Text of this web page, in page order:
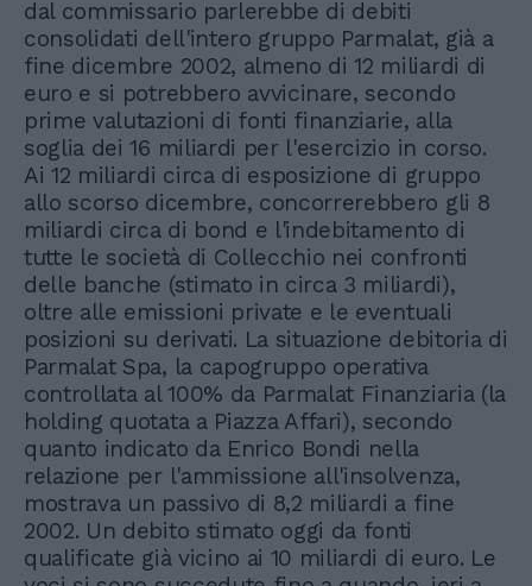
dal commissario parlerebbe di debiti
consolidati dell'intero gruppo Parmalat, già a
fine dicembre 2002, almeno di 12 miliardi di
euro e si potrebbero avvicinare, secondo
prime valutazioni di fonti finanziarie, alla
soglia dei 16 miliardi per l'esercizio in corso.
Ai 12 miliardi circa di esposizione di gruppo
allo scorso dicembre, concorrerebbero gli 8
miliardi circa di bond e l'indebitamento di
tutte le società di Collecchio nei confronti
delle banche (stimato in circa 3 miliardi),
oltre alle emissioni private e le eventuali
posizioni su derivati. La situazione debitoria di
Parmalat Spa, la capogruppo operativa
controllata al 100% da Parmalat Finanziaria (la
holding quotata a Piazza Affari), secondo
quanto indicato da Enrico Bondi nella
relazione per l'ammissione all'insolvenza,
mostrava un passivo di 8,2 miliardi a fine
2002. Un debito stimato oggi da fonti
qualificate già vicino ai 10 miliardi di euro. Le